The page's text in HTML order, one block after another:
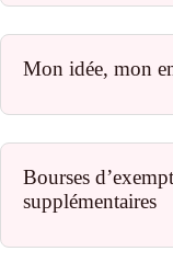
Mon idée, mon
Bourses
supplémentaires